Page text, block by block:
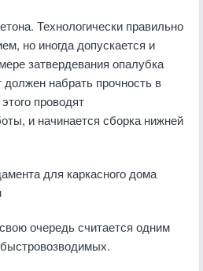
Технологически правильно
но иногда допускается и
затвердевания опалубка
набрать прочность в
проводят
и начинается сборка нижней
для каркасного дома
очередь считается одним